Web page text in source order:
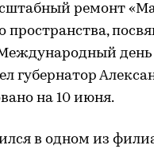
ремонт
пространства,
губернатор
на 10 июня.
в одном из